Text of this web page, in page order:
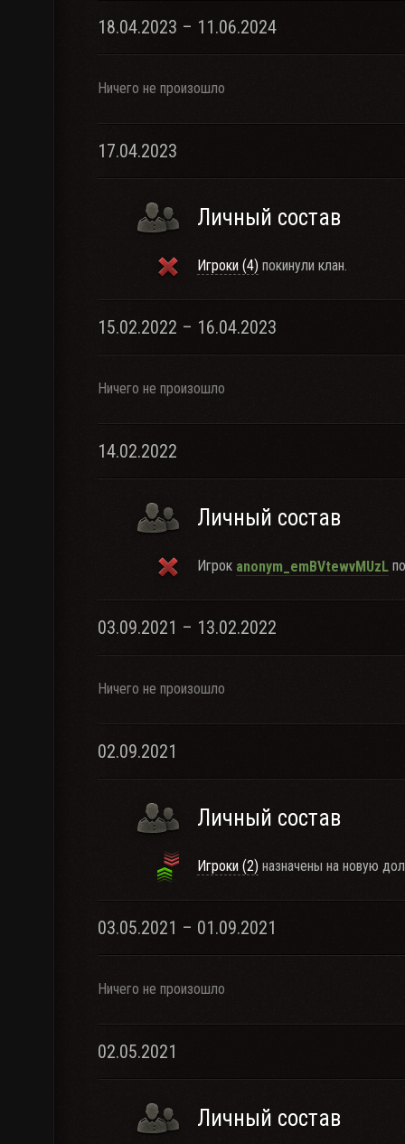
18.04.2023 – 11.06.2024
Ничего не произошло
17.04.2023
Личный состав
Игроки (4) покинули клан.
15.02.2022 – 16.04.2023
Ничего не произошло
14.02.2022
Личный состав
Игрок anonym_emBVtewvMUzL
03.09.2021 – 13.02.2022
Ничего не произошло
02.09.2021
Личный состав
Игроки (2) назначены на новую
03.05.2021 – 01.09.2021
Ничего не произошло
02.05.2021
Личный состав